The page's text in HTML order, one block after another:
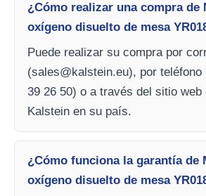
¿Cómo realizar una compra de
oxígeno disuelto de mesa
Puede realizar su compra por
(sales@kalstein.eu), por teléfono
39 26 50) o a través del sitio web
Kalstein en su país.
¿Cómo funciona la garantía de
oxígeno disuelto de mesa